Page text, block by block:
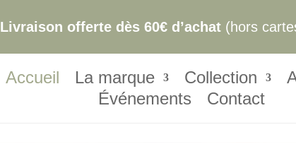
Livraison offerte dès 60€ d’achat (hors
Accueil La marque Collection
Événements
Contact